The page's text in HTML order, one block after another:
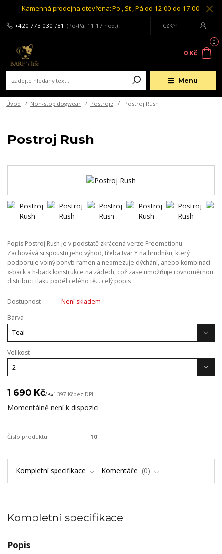
Kamenná prodejna otevřena: Po , St , Pá od 12:00 do 17:00
Menu
CZK
+420 773 030 781 (Po-Pá, 11:17 hod.)
0
0 Kč
Úvod Non-stop dogwear Postroje Postroj Rush
Postroj Rush
Popis Postroj Rush je v podstatě zkrácená verze Freemotionu.
Zachovává si spoustu jeho výhod, třeba tvar Y na hrudníku, který
podporuje volný pohyb ramen a neomezuje dýchání, anebo kombinaci
x-back a h-back konstrukce na zádech, což zase umožňuje rovnoměrnou
distribuci tlaku podél celého tě... celý popis
Dostupnost
Není skladem
Barva
Velikost
1 690 Kč/ks1 397 Kčbez DPH
Momentálně není k dispozici
Číslo produktu: 10
Kompletní specifikace Komentáře 0
Kompletní specifikace
Popis